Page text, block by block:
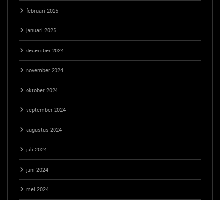
februari 2025
januari 2025
december 2024
november 2024
oktober 2024
september 2024
augustus 2024
juli 2024
juni 2024
mei 2024